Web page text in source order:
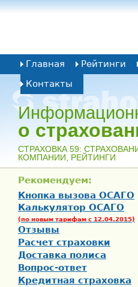
о
CТРАХОВКА 59:
КОМПАНИИ, РЕЙТИНГИ
Главная Рейтинги
Контакты
Рекомендуем:
Кнопка вызова ОСАГО
Калькулятор ОСАГО
(по новым тарифам с 12.04.2015)
Отзывы
Расчет страховки
Доставка полиса
Вопрос-ответ
Кредитная страховка